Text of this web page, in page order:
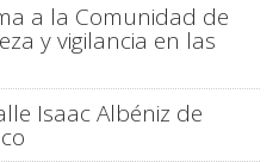
a la Comunidad de
y vigilancia en las
Isaac Albéniz de